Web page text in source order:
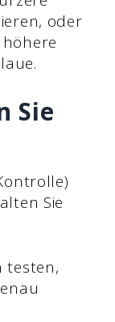
oder
Sie
Sie
testen,